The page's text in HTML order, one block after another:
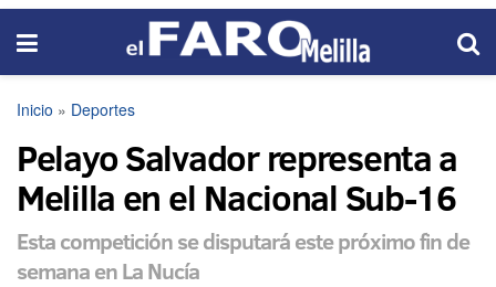
Inicio » Deportes
Pelayo Salvador representa a
Melilla en el Nacional Sub-16
Esta competición se disputará este próximo fin de
semana en La Nucía